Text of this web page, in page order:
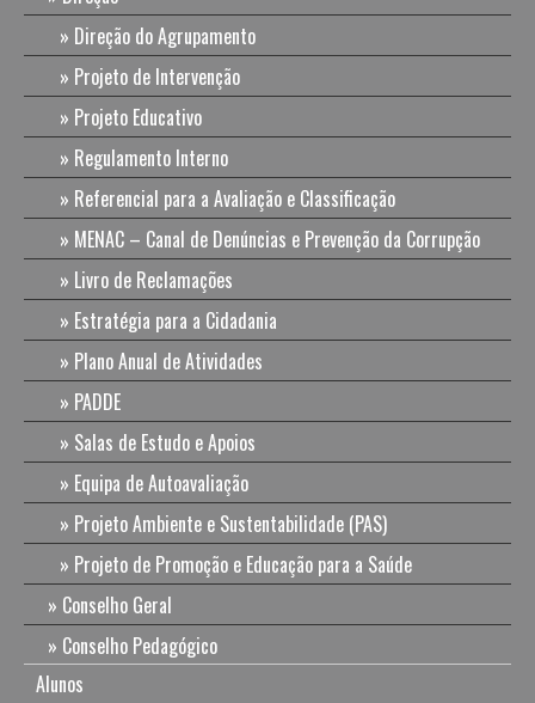
Direção do Agrupamento
Projeto de Intervenção
Projeto Educativo
Regulamento Interno
Referencial para a Avaliação e Classificação
MENAC – Canal de Denúncias e Prevenção da Corrupção
Livro de Reclamações
Estratégia para a Cidadania
Plano Anual de Atividades
PADDE
Salas de Estudo e Apoios
Equipa de Autoavaliação
Projeto Ambiente e Sustentabilidade (PAS)
Projeto de Promoção e Educação para a Saúde
Conselho Geral
Conselho Pedagógico
Alunos